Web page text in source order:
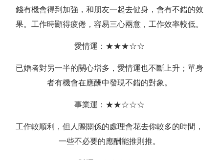
錢有機會得到加強，和朋友一起去健身，會有不錯的效
果。工作時顯得疲倦，容易三心兩意，工作效率較低。
愛情運：★★★☆☆
已婚者對另一半的關心增多，愛情運也不斷上升；單身
者有機會在應酬中發現不錯的對象。
事業運：★★☆☆☆
工作較順利，但人際關係的處理會花去你較多的時間，
一些不必要的應酬能推則推。